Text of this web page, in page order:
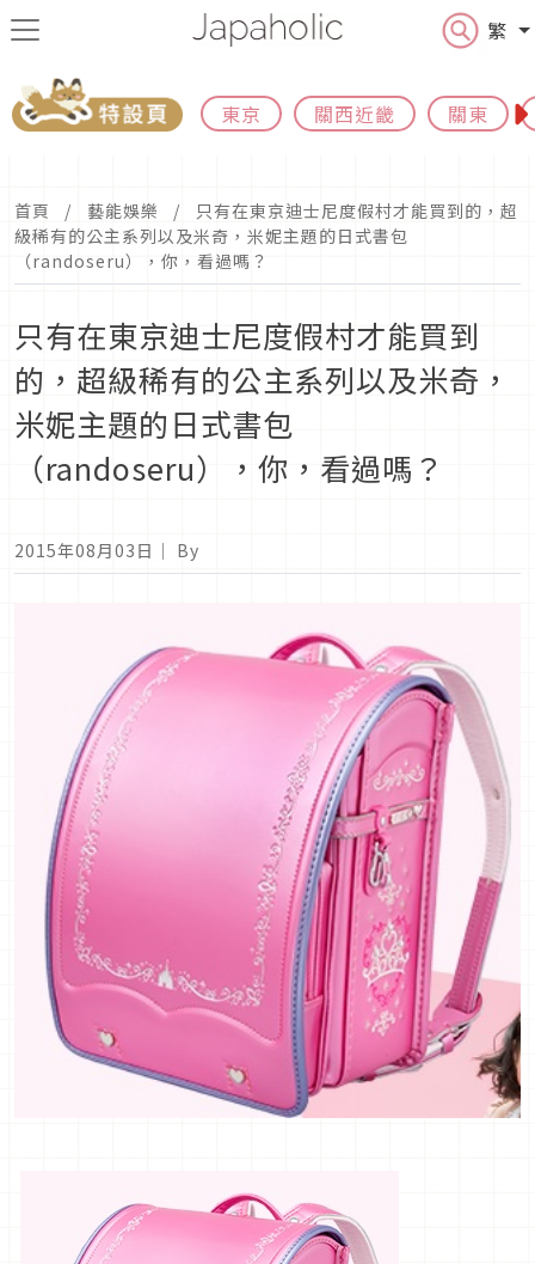
繁
東京 關西近畿 關東
首頁 藝能娛樂
只有在東京迪士尼度假村才能買到的，超
級稀有的公主系列以及米奇，米妮主題的日式書包
（randoseru），你，看過嗎？
只有在東京迪士尼度假村才能買到
的，超級稀有的公主系列以及米奇，
米妮主題的日式書包
（randoseru），你，看過嗎？
2015年08月03日 ｜ By